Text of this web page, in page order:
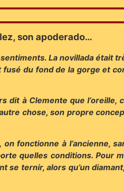
son apoderado…
La novillada était
du fond de la gorge et
dit à Clemente que l’oreille,
chose, son propre
fonctionne à l’ancienne,
quelles conditions. Pour
ternir, alors qu’un